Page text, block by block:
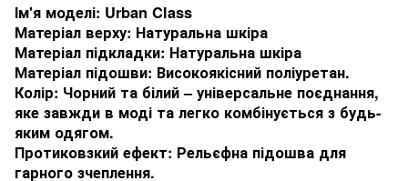
Ім'я моделі: Urban Class
Матеріал верху: Натуральна шкіра
Матеріал підкладки: Натуральна шкіра
Матеріал підошви: Високоякісний поліуретан.
Колір: Чорний та білий – універсальне поєднання,
яке завжди в моді та легко комбінується з будь-
яким одягом.
Протиковзкий ефект: Рельєфна підошва для
гарного зчеплення.